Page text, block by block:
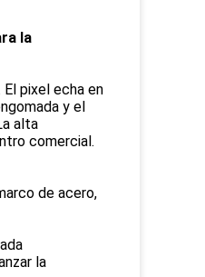
la
pixel echa en
y el
alta
comercial.
de acero,
la